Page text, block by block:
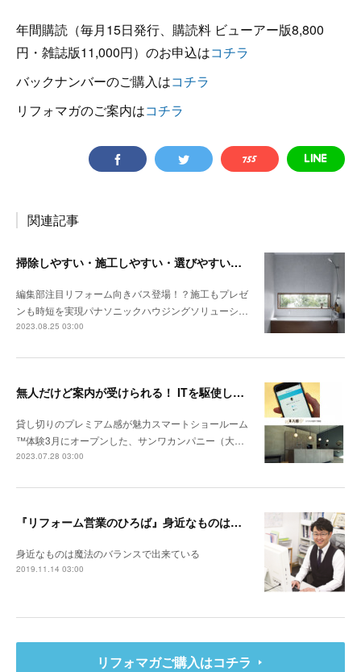
年間購読（毎月15日発行、購読料 ビューアー版8,800
円・雑誌版11,000円）のお申込はコチラ
バックナンバーのご購入はコチラ
リフォマガのご案内はコチラ
関連記事
掃除しやすい・施工しやすい・選びやすい 3拍子そろった最新バス
編集部注目リフォーム向きバス登場！？施工もプレゼ
ンも時短を実現パナソニックハウジングソリューシ…
2023.08.25 03:00
無人だけど案内が受けられる！ ITを駆使したサンワカンパニーSR
貸し切りのプレミアム感が魅力スマートショールーム
™体験3月にオープンした、サンワカンパニー（大…
2023.07.28 03:00
『リフォーム営業のひろば』身近なものは魔法のバランスで出来ている
身近なものは魔法のバランスで出来ている
2019.11.14 03:00
リフォマガご購入はコチラ